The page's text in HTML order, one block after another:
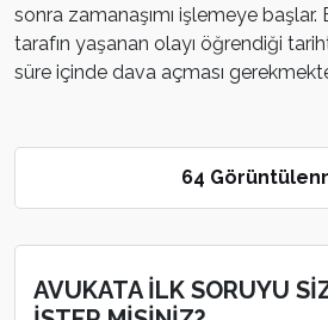
sonra zamanaşımı işlemeye
tarafın yaşanan olayı öğrendiği
süre içinde dava açması
64
AVUKATA İLK SORUYU